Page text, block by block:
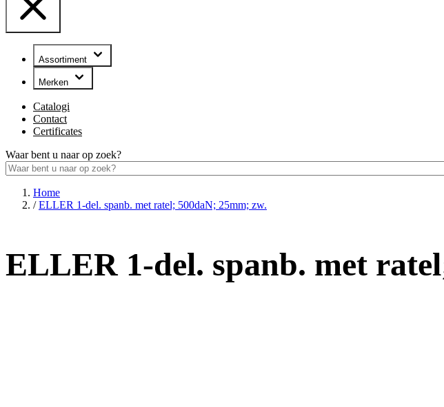
Assortiment
Merken
Catalogi
Contact
Certificates
Waar bent u naar op zoek?
Home
/ ELLER 1-del. spanb. met ratel; 500daN; 25mm; zw.
ELLER 1-del. spanb. met